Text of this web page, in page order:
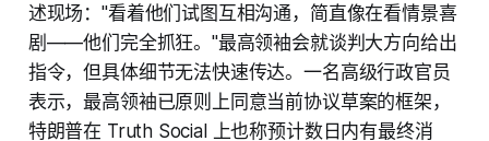
述现场："看着他们试图互相沟通，简直像在看情景喜
剧——他们完全抓狂。"最高领袖会就谈判大方向给出
指令，但具体细节无法快速传达。一名高级行政官员
表示，最高领袖已原则上同意当前协议草案的框架，
特朗普在 Truth Social 上也称预计数日内有最终消